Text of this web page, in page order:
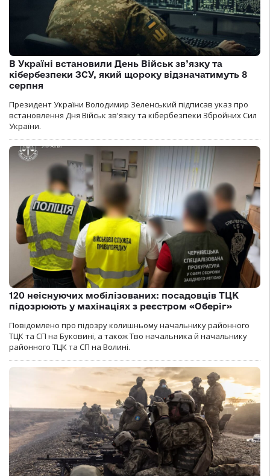
В Україні встановили День Військ зв’язку та
кібербезпеки ЗСУ, який щороку відзначатимуть 8
серпня
Президент України Володимир Зеленський підписав указ про
встановлення Дня Військ зв'язку та кібербезпеки Збройних Сил
України.
120 неіснуючих мобілізованих: посадовців ТЦК
підозрюють у махінаціях з реєстром «Оберіг»
Повідомлено про підозру колишньому начальнику районного
ТЦК та СП на Буковині, а також Тво начальника й начальнику
районного ТЦК та СП на Волині.